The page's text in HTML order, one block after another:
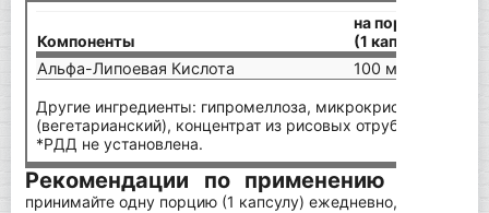
Компоненты
на порцию
(1 капсула)
Альфа-Липоевая Кислота
100 мг
Другие ингредиенты: гипромеллоза,
(вегетарианский), концентрат из рисовых отрубей.
*РДД не установлена.
Рекомендации по применению
принимайте одну порцию (1 капсулу) ежедневно,